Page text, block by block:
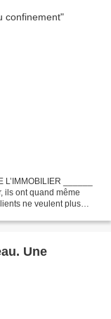
______
ils ont quand même
ne veulent plus
Une